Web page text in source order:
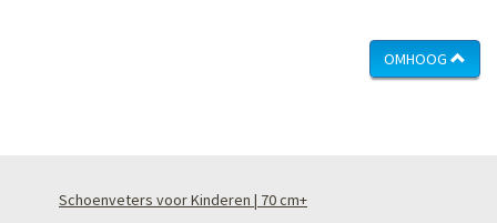
OMHOOG
Schoenveters voor Kinderen | 70 cm+